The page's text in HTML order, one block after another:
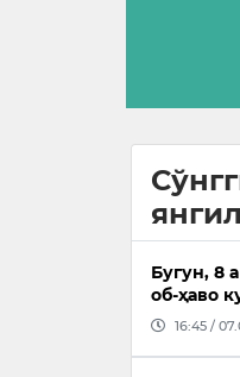
Бугун, 8
об-ҳаво
16:45 /